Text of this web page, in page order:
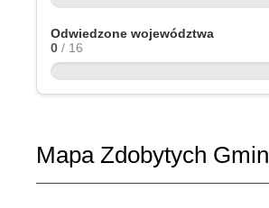
Odwiedzone województwa
0 / 16
Mapa Zdobytych Gmin